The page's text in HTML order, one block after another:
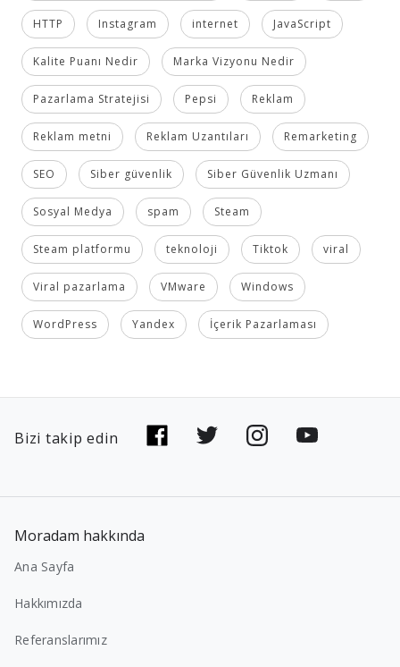
HTTP Instagram internet JavaScript
Kalite Puanı Nedir Marka Vizyonu Nedir
Pazarlama Stratejisi Pepsi Reklam
Reklam metni Reklam Uzantıları Remarketing
SEO Siber güvenlik Siber Güvenlik Uzmanı
Sosyal Medya spam Steam
Steam platformu teknoloji Tiktok viral
Viral pazarlama VMware Windows
WordPress Yandex İçerik Pazarlaması
Bizi takip edin
Moradam hakkında
Ana Sayfa
Hakkımızda
Referanslarımız